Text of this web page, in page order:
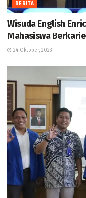
BERITA
Wisuda English
Mahasiswa
24 Oktober, 2023